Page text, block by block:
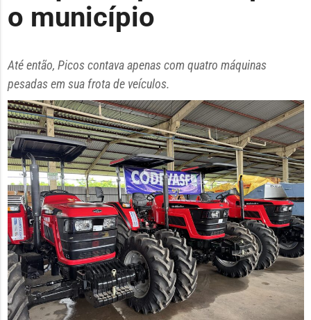
o município
Até então, Picos contava apenas com quatro máquinas
pesadas em sua frota de veículos.